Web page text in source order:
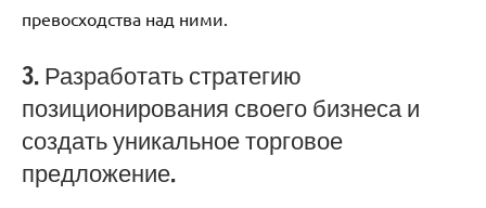
превосходства над ними.
3. Разработать стратегию
позиционирования своего бизнеса и
создать уникальное торговое
предложение.